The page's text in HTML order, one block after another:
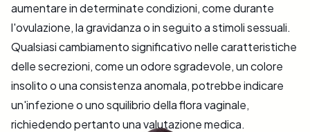
aumentare in determinate condizioni, come durante
l'ovulazione, la gravidanza o in seguito a stimoli sessuali.
Qualsiasi cambiamento significativo nelle caratteristiche
delle secrezioni, come un odore sgradevole, un colore
insolito o una consistenza anomala, potrebbe indicare
un'infezione o uno squilibrio della flora vaginale,
richiedendo pertanto una valutazione medica.